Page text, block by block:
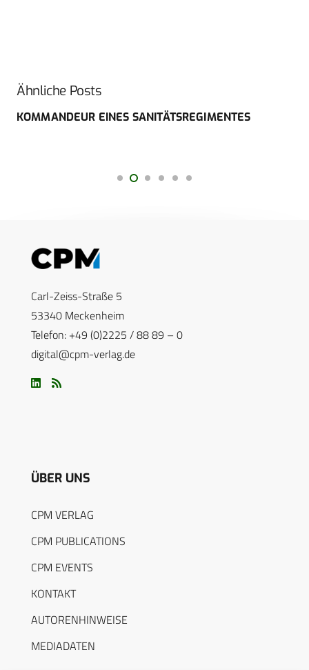
Ähnliche Posts
KOMMANDEUR EINES SANITÄTSREGIMENTES
Carl-Zeiss-Straße 5
53340 Meckenheim
Telefon: +49 (0)2225 / 88 89 – 0
digital@cpm-verlag.de
ÜBER UNS
CPM VERLAG
CPM PUBLICATIONS
CPM EVENTS
KONTAKT
AUTORENHINWEISE
MEDIADATEN